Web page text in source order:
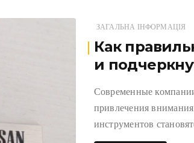
ЗАГАЛЬНА ІНФОРМАЦІЯ
Как
и
Современные
привлечения
инструментов